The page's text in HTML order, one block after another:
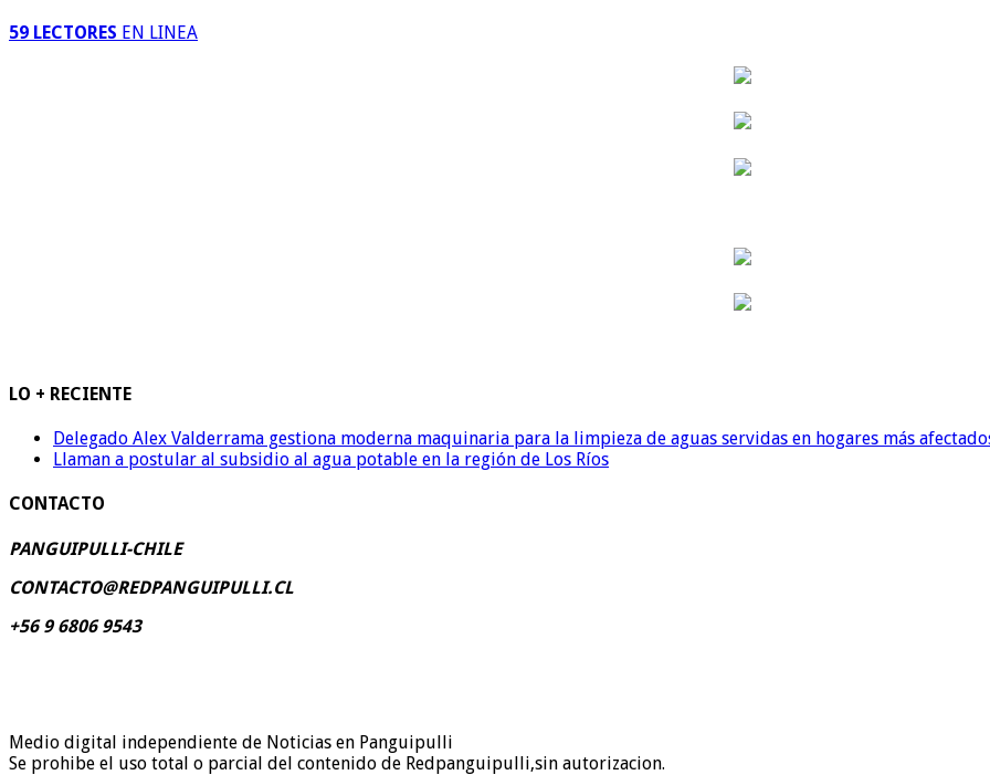
59 LECTORES EN LINEA
LO + RECIENTE
Delegado Alex Valderrama gestiona moderna maquinaria para la limpieza de aguas servidas en hogares más
Llaman a postular al subsidio al agua potable en la región de Los Ríos
CONTACTO
PANGUIPULLI-CHILE
CONTACTO@REDPANGUIPULLI.CL
+56 9 6806 9543
Medio digital independiente de Noticias en Panguipulli
Se prohibe el uso total o parcial del contenido de Redpanguipulli,sin autorizacion.